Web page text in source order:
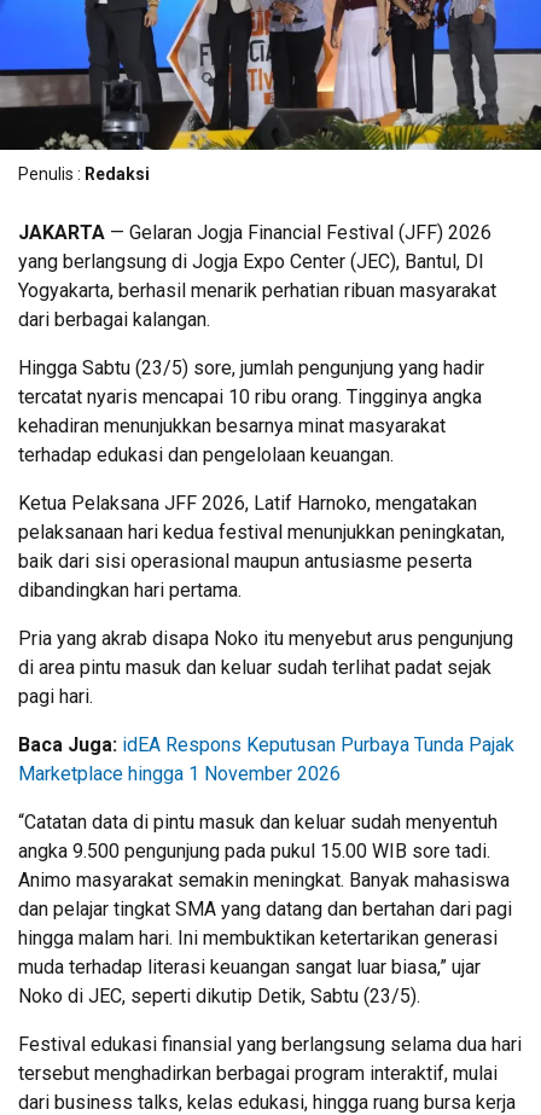
Penulis : Redaksi
JAKARTA — Gelaran Jogja Financial Festival (JFF) 2026
yang berlangsung di Jogja Expo Center (JEC), Bantul, DI
Yogyakarta, berhasil menarik perhatian ribuan masyarakat
dari berbagai kalangan.
Hingga Sabtu (23/5) sore, jumlah pengunjung yang hadir
tercatat nyaris mencapai 10 ribu orang. Tingginya angka
kehadiran menunjukkan besarnya minat masyarakat
terhadap edukasi dan pengelolaan keuangan.
Ketua Pelaksana JFF 2026, Latif Harnoko, mengatakan
pelaksanaan hari kedua festival menunjukkan peningkatan,
baik dari sisi operasional maupun antusiasme peserta
dibandingkan hari pertama.
Pria yang akrab disapa Noko itu menyebut arus pengunjung
di area pintu masuk dan keluar sudah terlihat padat sejak
pagi hari.
Baca Juga: idEA Respons Keputusan Purbaya Tunda Pajak
Marketplace hingga 1 November 2026
“Catatan data di pintu masuk dan keluar sudah menyentuh
angka 9.500 pengunjung pada pukul 15.00 WIB sore tadi.
Animo masyarakat semakin meningkat. Banyak mahasiswa
dan pelajar tingkat SMA yang datang dan bertahan dari pagi
hingga malam hari. Ini membuktikan ketertarikan generasi
muda terhadap literasi keuangan sangat luar biasa,” ujar
Noko di JEC, seperti dikutip Detik, Sabtu (23/5).
Festival edukasi finansial yang berlangsung selama dua hari
tersebut menghadirkan berbagai program interaktif, mulai
dari business talks, kelas edukasi, hingga ruang bursa kerja